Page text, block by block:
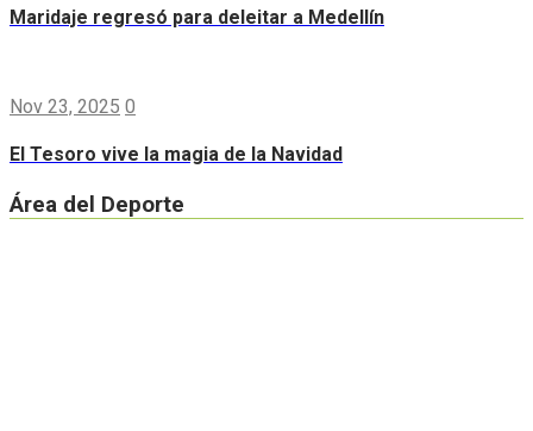
Maridaje regresó para deleitar a Medellín
Nov 23, 2025 0
El Tesoro vive la magia de la Navidad
Área del Deporte